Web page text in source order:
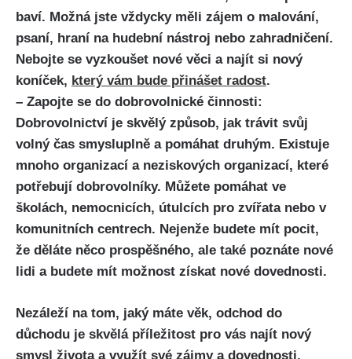
baví. Možná jste vždycky měli zájem o malování,
psaní, hraní na hudební nástroj nebo zahradničení.
Nebojte se vyzkoušet nové věci a najít si nový
koníček, který vám bude přinášet radost.
– Zapojte se do dobrovolnické činnosti:
Dobrovolnictví je skvělý způsob, jak trávit svůj
volný čas smysluplně a pomáhat druhým. Existuje
mnoho organizací a neziskových organizací, které
potřebují dobrovolníky. Můžete pomáhat ve
školách, nemocnicích, útulcích pro zvířata nebo v
komunitních centrech. Nejenže budete mít pocit,
že děláte něco prospěšného, ale také poznáte nové
lidi a budete mít možnost získat nové dovednosti.
Nezáleží na tom, jaký máte věk, odchod do
důchodu je skvělá příležitost pro vás najít nový
smysl života a využít své zájmy a dovednosti.